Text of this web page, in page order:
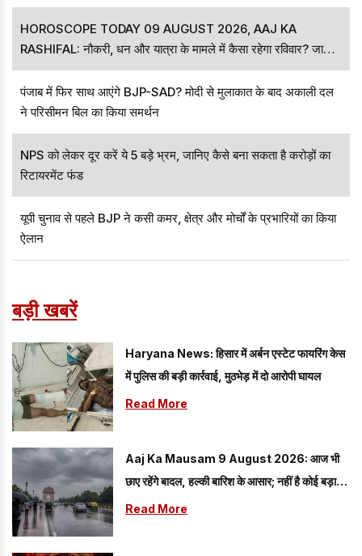
HOROSCOPE TODAY 09 AUGUST 2026, AAJ KA
RASHIFAL: नौकरी, धन और यात्रा के मामले में कैसा रहेगा रविवार? जानें
सभी राशियों का हाल
पंजाब में फिर साथ आएंगे BJP-SAD? मोदी से मुलाकात के बाद अकाली दल
ने परिसीमन बिल का किया समर्थन
NPS को लेकर दूर करें ये 5 बड़े भ्रम, जानिए कैसे बना सकता है करोड़ों का
रिटायरमेंट फंड
यूपी चुनाव से पहले BJP ने कसी कमर, क्षेत्र और मोर्चों के प्रभारियों का किया
ऐलान
बड़ी खबरें
Haryana News: हिसार में अर्बन एस्टेट फायरिंग केस
में पुलिस की बड़ी कार्रवाई, मुठभेड़ में दो आरोपी घायल
Read More
Aaj Ka Mausam 9 August 2026: आज भी
छाए रहेंगे बादल, हल्की बारिश के आसार; नहीं है कोई बड़ा
अलर्ट
Read More